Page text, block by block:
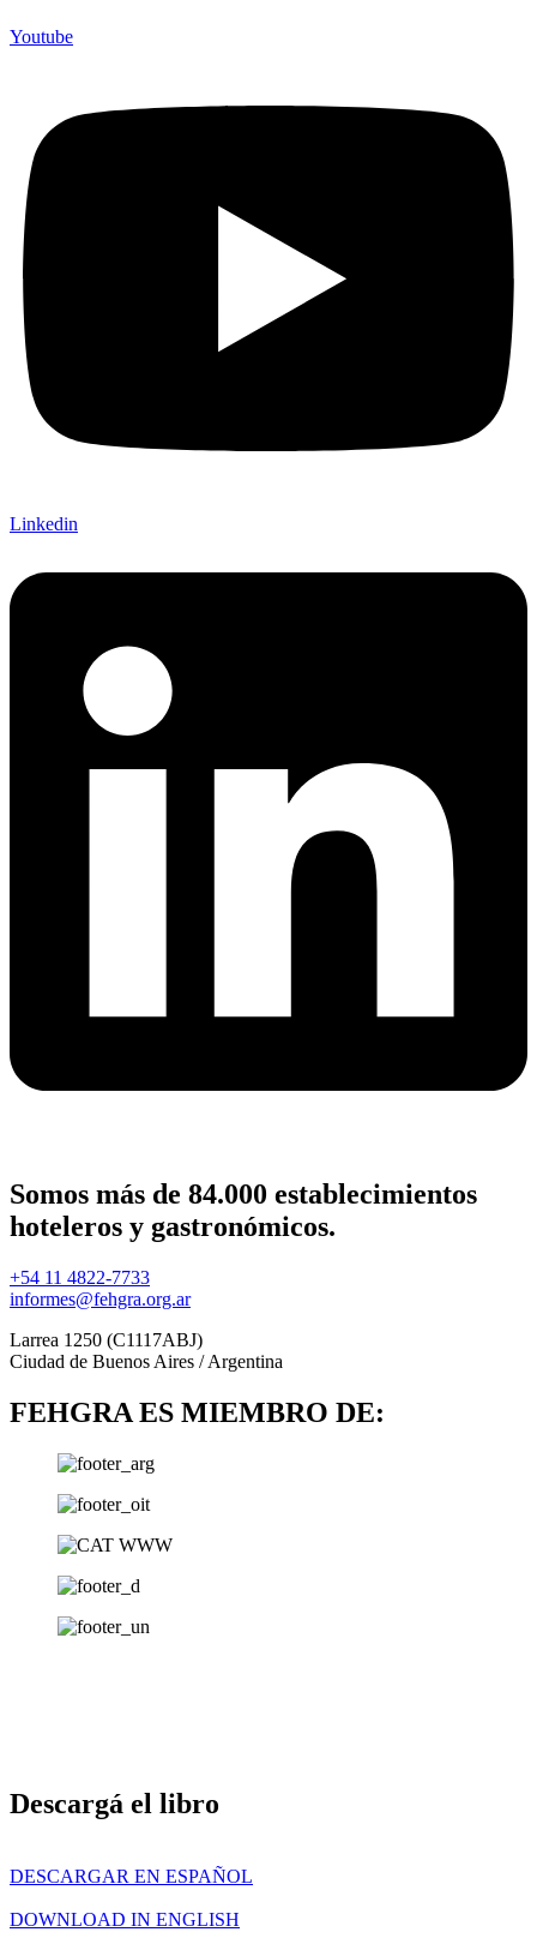
Youtube
Linkedin
Somos más de 84.000 establecimientos
hoteleros y gastronómicos.
+54 11 4822-7733
informes@fehgra.org.ar
Larrea 1250 (C1117ABJ)
Ciudad de Buenos Aires / Argentina
FEHGRA ES MIEMBRO DE:
Descargá el libro
DESCARGAR EN ESPAÑOL
DOWNLOAD IN ENGLISH